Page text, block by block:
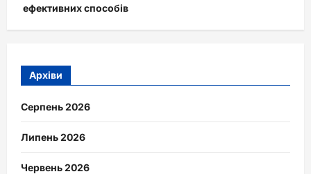
ефективних способів
Архіви
Серпень 2026
Липень 2026
Червень 2026